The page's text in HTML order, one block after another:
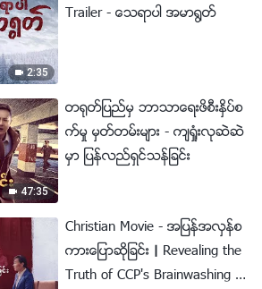
2:35
Trailer - ေသရာပါ အမာ႐ြတ္
47:35
တ႐ုတ္ျပည္မွ ဘာသာေရးဖိစီးႏွိပ္စ
က္မႈ မွတ္တမ္းမ်ား - က်ရႈံးလုဆဲဆဲ
မွာ ျပန္လည္ရွင္သန္ျခင္း
Christian Movie - အျပန္အလွန္စ
ကားေျပာဆိုျခင္း｜Revealing the
Truth of CCP's Brainwashing of